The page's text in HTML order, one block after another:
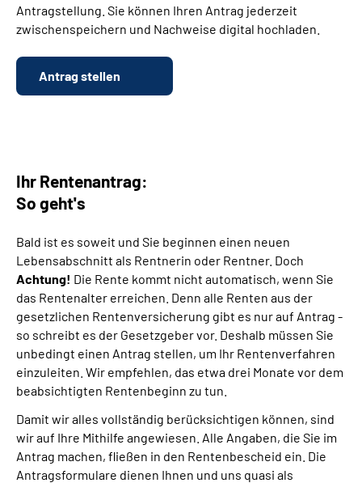
Suche
Antragstellung. Sie können Ihren Antrag jederzeit
zwischenspeichern und Nachweise digital hochladen.
Antrag stellen
Ihr Rentenantrag:
So geht's
Bald ist es soweit und Sie beginnen einen neuen
Lebensabschnitt als Rentnerin oder Rentner. Doch
Achtung! Die Rente kommt nicht automatisch, wenn Sie
das Rentenalter erreichen. Denn alle Renten aus der
gesetzlichen Rentenversicherung gibt es nur auf Antrag -
so schreibt es der Gesetzgeber vor. Deshalb müssen Sie
unbedingt einen Antrag stellen, um Ihr Rentenverfahren
einzuleiten. Wir empfehlen, das etwa drei Monate vor dem
beabsichtigten Rentenbeginn zu tun.
Damit wir alles vollständig berücksichtigen können, sind
wir auf Ihre Mithilfe angewiesen. Alle Angaben, die Sie im
Antrag machen, fließen in den Rentenbescheid ein. Die
Antragsformulare dienen Ihnen und uns quasi als